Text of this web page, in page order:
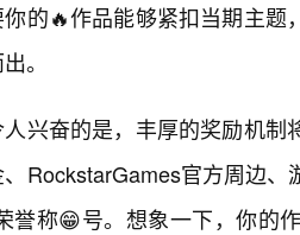
你的🔥作品能够紧扣当期主
。
人兴奋的是，丰厚的奖励机
、RockstarGames官方周边
誉称😁号。想象一下，你的